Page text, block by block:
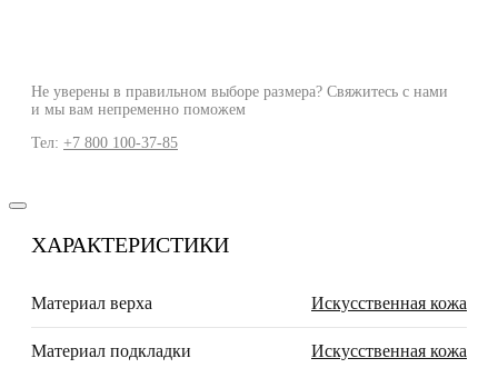
Не уверены в правильном выборе размера? Свяжитесь с нами
и мы вам непременно поможем
Тел: +7 800 100-37-85
ХАРАКТЕРИСТИКИ
Материал верха Искусственная кожа
Материал подкладки Искусственная кожа